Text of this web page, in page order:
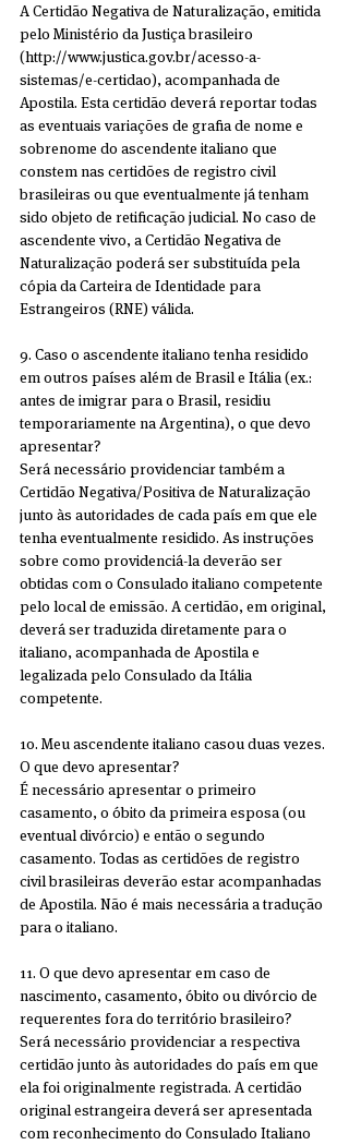
A Certidão Negativa de Naturalização, emitida
pelo Ministério da Justiça brasileiro
(http://www.justica.gov.br/acesso-a-
sistemas/e-certidao), acompanhada de
Apostila. Esta certidão deverá reportar todas
as eventuais variações de grafia de nome e
sobrenome do ascendente italiano que
constem nas certidões de registro civil
brasileiras ou que eventualmente já tenham
sido objeto de retificação judicial. No caso de
ascendente vivo, a Certidão Negativa de
Naturalização poderá ser substituída pela
cópia da Carteira de Identidade para
Estrangeiros (RNE) válida.
9. Caso o ascendente italiano tenha residido
em outros países além de Brasil e Itália (ex.:
antes de imigrar para o Brasil, residiu
temporariamente na Argentina), o que devo
apresentar?
Será necessário providenciar também a
Certidão Negativa/Positiva de Naturalização
junto às autoridades de cada país em que ele
tenha eventualmente residido. As instruções
sobre como providenciá-la deverão ser
obtidas com o Consulado italiano competente
pelo local de emissão. A certidão, em original,
deverá ser traduzida diretamente para o
italiano, acompanhada de Apostila e
legalizada pelo Consulado da Itália
competente.
10. Meu ascendente italiano casou duas vezes.
O que devo apresentar?
É necessário apresentar o primeiro
casamento, o óbito da primeira esposa (ou
eventual divórcio) e então o segundo
casamento. Todas as certidões de registro
civil brasileiras deverão estar acompanhadas
de Apostila. Não é mais necessária a tradução
para o italiano.
11. O que devo apresentar em caso de
nascimento, casamento, óbito ou divórcio de
requerentes fora do território brasileiro?
Será necessário providenciar a respectiva
certidão junto às autoridades do país em que
ela foi originalmente registrada. A certidão
original estrangeira deverá ser apresentada
com reconhecimento do Consulado Italiano